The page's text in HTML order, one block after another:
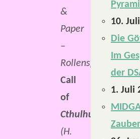
&
Paper
–
Rollenspiel
Call
of
Cthulhu
(H.
10.
Die
Im
der
1. Juli